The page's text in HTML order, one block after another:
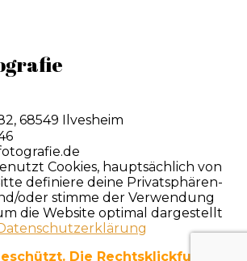
68549 Ilvesheim
Cookies, hauptsächlich von
definiere deine Privatsphären-
oder stimme der Verwendung
die Website optimal dargestellt
Die Rechtsklickfunktion